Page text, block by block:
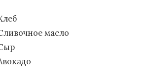
масло